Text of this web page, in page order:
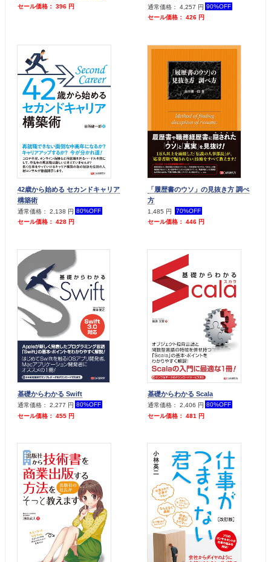
セール価格： 396 円
通常価格： 4,257 円 90%OFF
セール価格： 426 円
42歳から始める セカンドキャリア
構築術
通常価格： 2,138 円 80%OFF
セール価格： 428 円
「履歴書のウソ」の見抜き方 調べ
方
1,485 円
70%OFF
セール価格： 446 円
基礎からわかる Swift
通常価格： 2,277 円 80%OFF
セール価格： 455 円
基礎からわかる Scala
通常価格： 2,406 円 80%OFF
セール価格： 481 円